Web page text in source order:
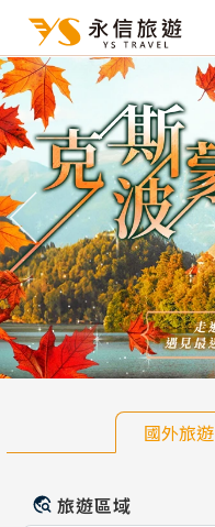
往前
國外旅遊
旅遊區域